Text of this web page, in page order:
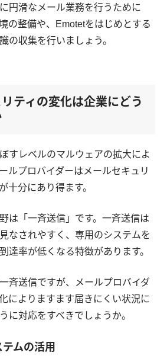
円滑なメール業務を行うために
の整備や、Emotetをはじめとする
の収集を行いましょう。
ティの変化は企業にどう
すレベルのマルウェアの拡大によ
ルプロバイダーはメールセキュリ
十分にあり得ます。
は「一斉送信」です。一斉送信は
なされやすく、専用のシステムを
達率が低くなる特徴があります。
斉送信ですが、メールプロバイダ
によりますます届きにくい状況に
に対応をすべきでしょうか。
ムの活用